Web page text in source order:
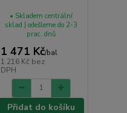
1 471 Kč/bal
1 216 Kč bez
DPH
• Skladem centrální
sklad | odešleme do 2-3
prac. dnů
Přidat do košíku